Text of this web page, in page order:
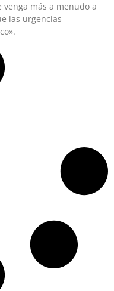
venga más a menudo a
las urgencias